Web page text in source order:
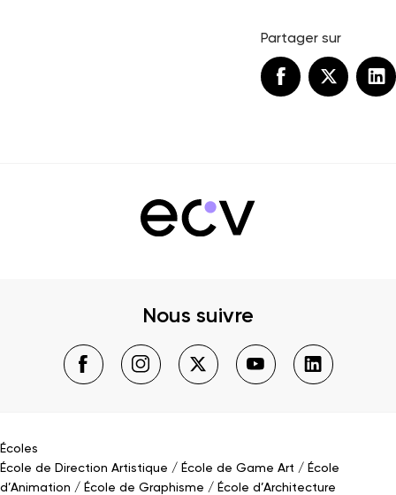
Partager sur
Nous suivre
Écoles
École de Direction Artistique
École de Game Art
École
d’Animation
École de Graphisme
École d’Architecture